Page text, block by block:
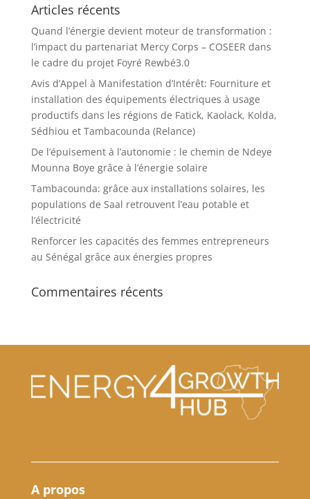
Articles récents
Quand l’énergie devient moteur de transformation :
l’impact du partenariat Mercy Corps – COSEER dans
le cadre du projet Foyré Rewbé3.0
Avis d’Appel à Manifestation d’Intérêt: Fourniture et
installation des équipements électriques à usage
productifs dans les régions de Fatick, Kaolack, Kolda,
Sédhiou et Tambacounda (Relance)
De l’épuisement à l’autonomie : le chemin de Ndeye
Mounna Boye grâce à l’énergie solaire
Tambacounda: grâce aux installations solaires, les
populations de Saal retrouvent l’eau potable et
l’électricité
Renforcer les capacités des femmes entrepreneurs
au Sénégal grâce aux énergies propres
Commentaires récents
A propos